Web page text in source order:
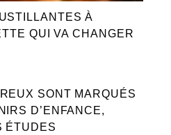
À
QUI VA CHANGER
SONT MARQUÉS
D’ENFANCE,
ÉTUDES